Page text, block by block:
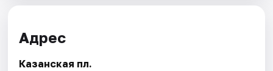
Адрес
Казанская пл.